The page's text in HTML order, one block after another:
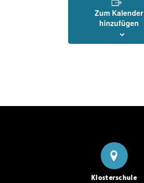
Zum Kalender
hinzufügen
Klosterschule